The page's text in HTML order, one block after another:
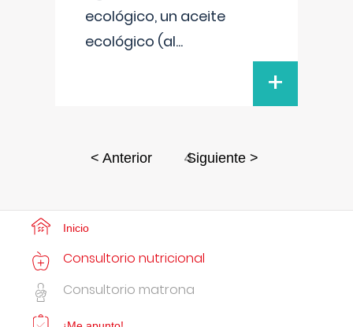
ecológico, un aceite
ecológico (al...
+
< Anterior 4
Siguiente >
Inicio
Consultorio nutricional
Consultorio matrona